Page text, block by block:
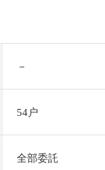
－
54户
全部委託